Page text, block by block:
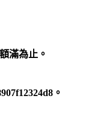
滿為止。
。